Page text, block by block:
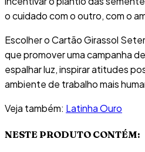
o cuidado com o outro, com o
Escolher o Cartão Girassol
que promover uma campanha
espalhar luz, inspirar atitudes
ambiente de trabalho mais
Veja também: Latinha Ouro
NESTE PRODUTO CONTÉM: